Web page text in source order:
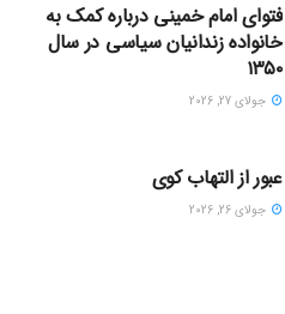
فتوای امام خمینی درباره کمک به
خانواده زندانیان سیاسی در سال
۱۳۵۰
جولای 27, 2026
عبور از التهاب کوی
جولای 26, 2026